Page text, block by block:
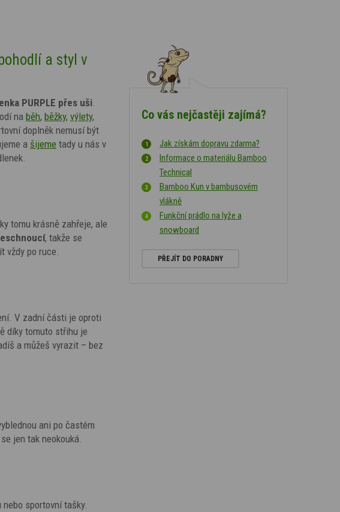
a styl v
PURPLE přes uši.
na běh, běžky, výlety,
doplněk nemusí být
a šijeme tady u nás v
tomu krásně zahřeje, ale
, takže se
vždy po ruce.
V zadní části je oproti
díky tomuto střihu je
a můžeš vyrazit – bez
ani po častém
jen tak neokouká.
sportovní tašky.
Co vás nejčastěji zajímá?
Jak získám dopravu zdarma?
Informace o materiálu Bamboo
Technical
Bamboo Kun v bambusovém
vlákně
Funkční prádlo na lyže a
snowboard
PŘEJÍT DO PORADNY